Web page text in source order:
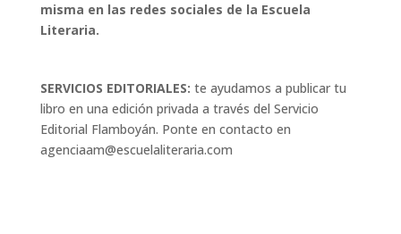
misma en las redes sociales de la Escuela
Literaria.
SERVICIOS EDITORIALES: te ayudamos a publicar tu
libro en una edición privada a través del Servicio
Editorial Flamboyán. Ponte en contacto en
agenciaam@escuelaliteraria.com